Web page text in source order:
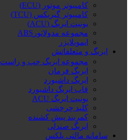
کامپیوتر موتور (ECU)
کامپیوتر گیربکس (TCU)
یونیت ایربگ (ACU)
مجموعه مدولاتورABS
ایموبلایزر
ایربگ و متعلقاتش
مجموعه ایربگ چپ و راست
ایربگ فرمان
ایربگ داشبورد
قاب ایربگ داشبورد
یونیت ایربگ ACU
کلید چرخشی
کمربند پیش کشنده
ایربگ صندلی
سامانه مالتی پلکس